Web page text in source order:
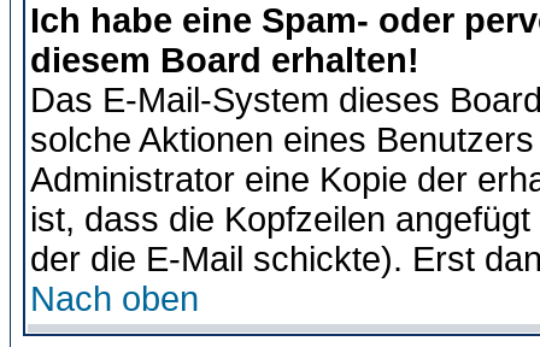
Ich habe eine Spam- oder
diesem Board erhalten!
Das E-Mail-System dieses
solche Aktionen eines
Administrator eine Kopie der
ist, dass die Kopfzeilen
der die E-Mail schickte). Erst
Nach oben